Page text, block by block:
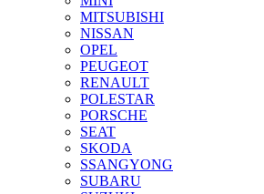
MITSUBISHI
NISSAN
OPEL
PEUGEOT
RENAULT
POLESTAR
PORSCHE
SEAT
SKODA
SSANGYONG
SUBARU